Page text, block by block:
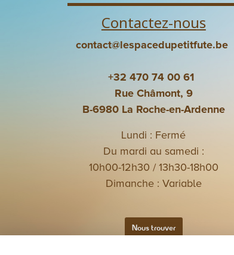
Contactez-nous
contact@lespacedupetitfute.be
+32 470 74 00 61
Rue Châmont, 9
B-6980 La Roche-en-Ardenne
Lundi : Fermé
Du mardi au samedi :
10h00-12h30 / 13h30-18h00
Dimanche : Variable
Nous trouver